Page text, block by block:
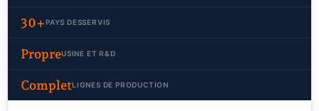
30+PAYS DESSERVIS
PropreUSINE ET R&D
CompletLIGNES DE PRODUCTION